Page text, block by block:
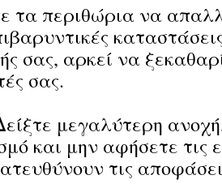
τα περιθώρια να
σας, αρκεί να
σας.
μεγαλύτερη
και μην αφήσετε τις
τις